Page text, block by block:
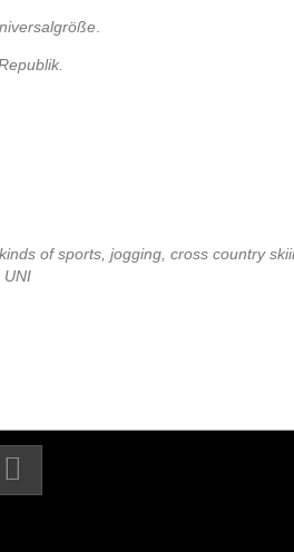
of sports, jogging, cross country
UNI